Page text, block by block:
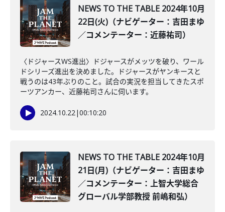
NEWS TO THE TABLE 2024年10月
22日(火)（ナビゲーター：吉田まゆ
／コメンテーター：近藤祐司）
〈ドジャースWS進出〉ドジャースがメッツを破り、ワール
ドシリーズ進出を決めました。ドジャースがヤンキースと
戦うのは43年ぶりのこと。試合の実況を担当してきたスポ
ーツアンカー、近藤祐司さんに伺います。
2024.10.22|00:10:20
NEWS TO THE TABLE 2024年10月
21日(月)（ナビゲーター：吉田まゆ
／コメンテーター：上智大学総合
グローバル学部教授 前嶋和弘）